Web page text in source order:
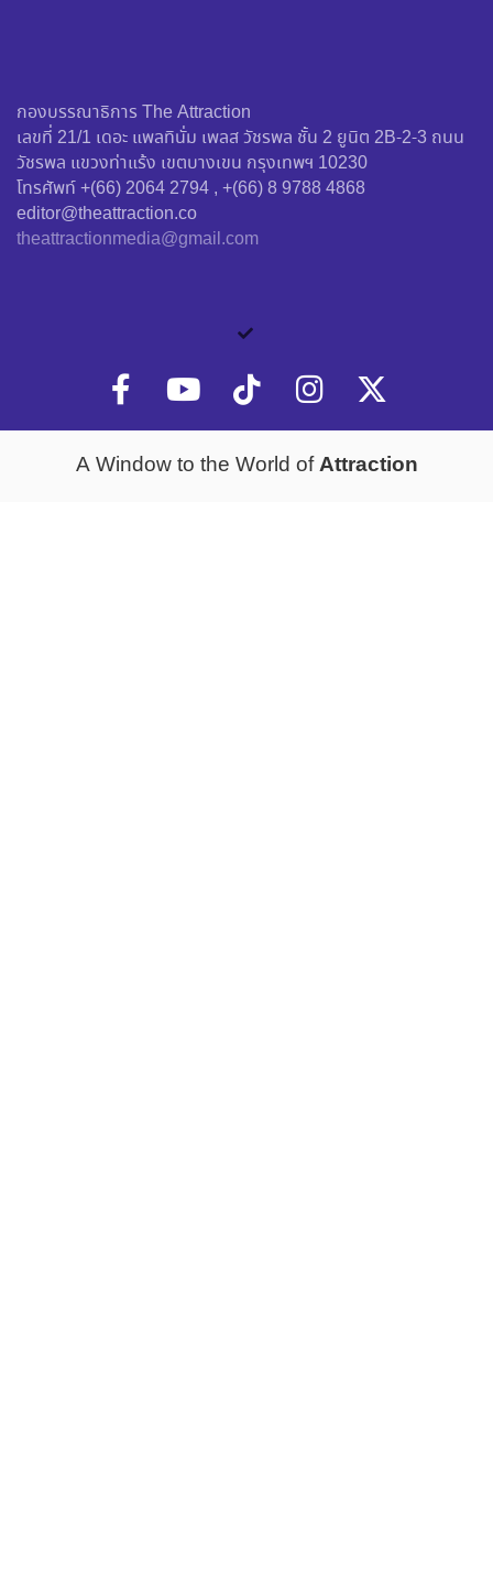
กองบรรณาธิการ The Attraction
เลขที่ 21/1 เดอะ แพลทินั่ม เพลส วัชรพล ชั้น 2 ยูนิต 2B-2-3 ถนน
วัชรพล แขวงท่าแร้ง เขตบางเขน กรุงเทพฯ 10230
โทรศัพท์ +(66) 2064 2794 , +(66) 8 9788 4868
editor@theattraction.co
theattractionmedia@gmail.com
A Window to the World ofAttraction